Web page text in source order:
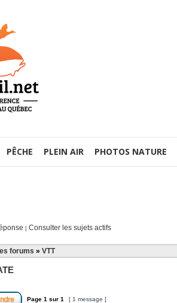
PÊCHE PLEIN AIR PHOTOS NATURE
| Consulter les sujets actifs
forums » VTT
Page 1 sur 1 [ 1 message ]